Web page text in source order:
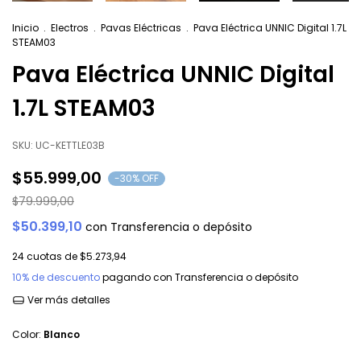
Inicio . Electros . Pavas Eléctricas . Pava Eléctrica UNNIC Digital 1.7L
STEAM03
Pava Eléctrica UNNIC Digital
1.7L STEAM03
SKU: UC-KETTLE03B
$55.999,00 -30% OFF
$79.999,00
$50.399,10 con Transferencia o depósito
24cuotas de$5.273,94
10% de descuentopagando con Transferencia o depósito
Ver más detalles
Color: Blanco